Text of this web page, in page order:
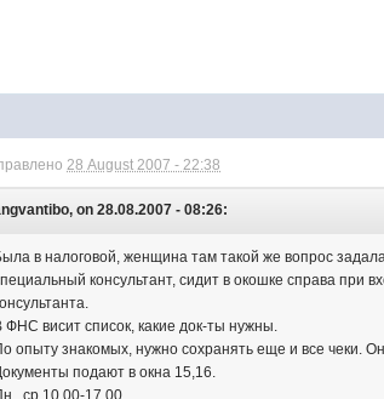
28 August 2007 - 22:38
on 28.08.2007 - 08:26:
в налоговой, женщина там такой же вопрос
консультант, сидит в окошке справа при
ФНС висит список, какие док-ты нужны.
опыту знакомых, нужно сохранять еще и все чеки.
подают в окна 15,16.